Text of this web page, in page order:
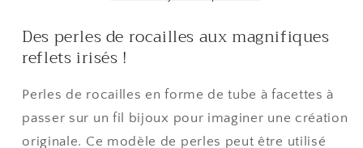
facettes
1.8
2.3
mm
(3000
facettes
1.8
2.3
mm
(3000
Des perles de rocailles aux magnifiques
reflets irisés !
Perles de rocailles en forme de tube à facettes à
passer sur un fil bijoux pour imaginer une création
originale. Ce modèle de perles peut être utilisé